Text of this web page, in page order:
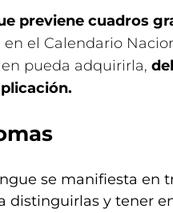
previene cuadros
el Calendario
pueda adquirirla,
se manifiesta en
distinguirlas y tener